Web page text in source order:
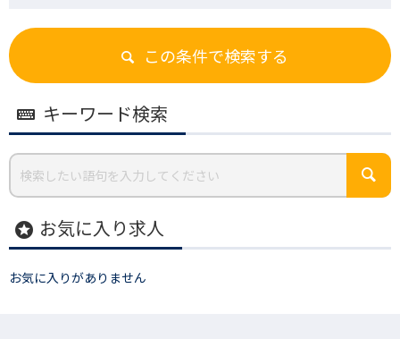
この条件で検索する
キーワード検索
stars お気に入り求人
お気に入りがありません